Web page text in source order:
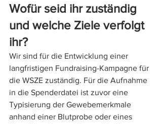
Wofür seid ihr zuständig
und welche Ziele verfolgt
ihr?
Wir sind für die Entwicklung einer
langfristigen Fundraising-Kampagne für
die WSZE zuständig. Für die Aufnahme
in die Spenderdatei ist zuvor eine
Typisierung der Gewebemerkmale
anhand einer Blutprobe oder eines